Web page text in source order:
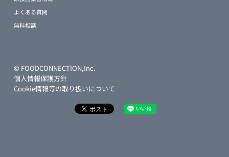
よくある質問
無料相談
© FOODCONNECTION,Inc.
個人情報保護方針
Cookie情報等の取り扱いについて